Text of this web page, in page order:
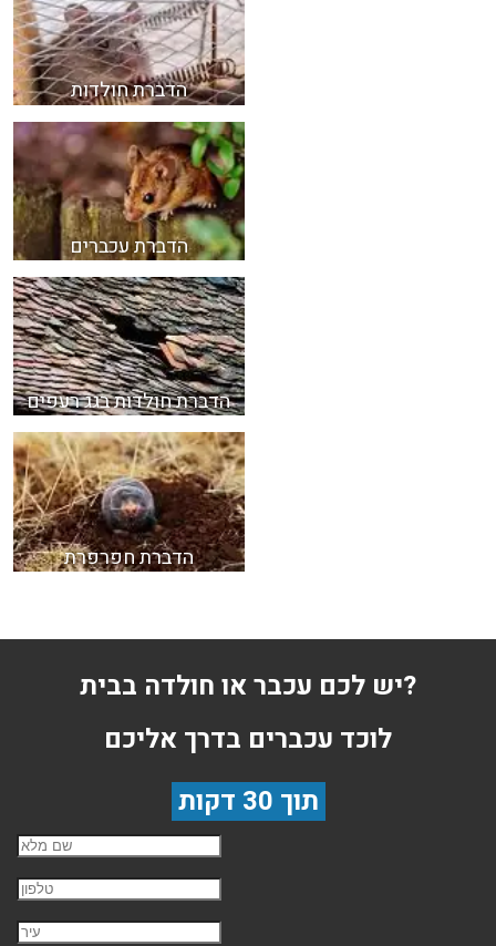
הדברת חולדות
הדברת עכברים
הדברת חולדות בגג רעפים
הדברת חפרפרת
יש לכם עכבר או חולדה בבית?
לוכד עכברים בדרך אליכם
שם השולח
טלפון
עיר